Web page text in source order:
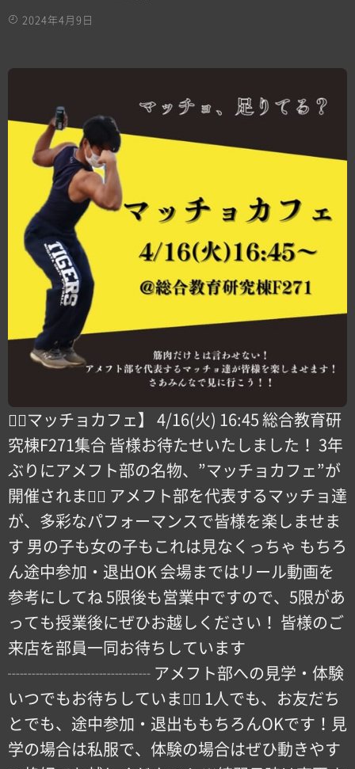
2024年4月9日
【🏽マッチョカフェ️】 4/16(火) 16:45 総合教育研
究棟F271集合 皆様お待たせいたしました！ 3年
ぶりにアメフト部の名物、”マッチョカフェ”が
開催されます🏽 アメフト部を代表するマッチョ達
が、多彩なパフォーマンスで皆様を楽しませま
す 男の子も女の子もこれは見なくっちゃ もちろ
ん途中参加・退出OK 会場まではリール動画を
参考にしてね 5限後も営業中ですので、5限があ
っても授業後にぜひお越しください！ 皆様のご
来店を部員一同お待ちしています
┈┈┈┈┈┈┈┈┈ アメフト部への見学・体験
いつでもお待ちしています🏻 1人でも、お友だち
とでも、途中参加・退出ももちろんOKです！見
学の場合は私服で、体験の場合はぜひ動きやす